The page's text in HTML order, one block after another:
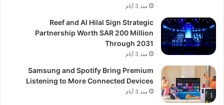
منذ 3 أيام
Reef and Al Hilal Sign Strategic
Partnership Worth SAR 200 Million
Through 2031
منذ 3 أيام
Samsung and Spotify Bring Premium
Listening to More Connected Devices
منذ 3 أيام